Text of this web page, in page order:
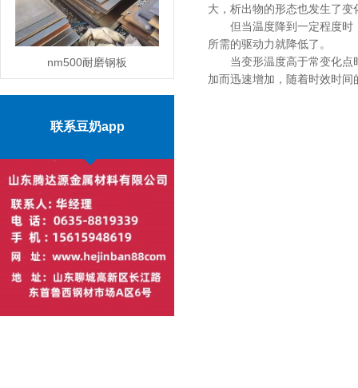
nm500耐磨钢板
MORE
联系豆奶app
大，析出物的形态也发生了变化
但当温度降到一定程度时
所需的驱动力就降低了。
当变形温度高于常变化点时
加而迅速增加，随着时效时间